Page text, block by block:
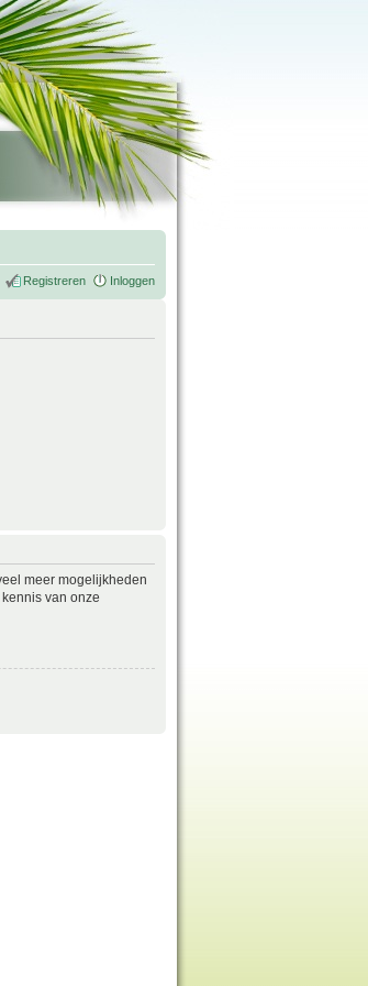
Registreren Inloggen
meer mogelijkheden
van onze